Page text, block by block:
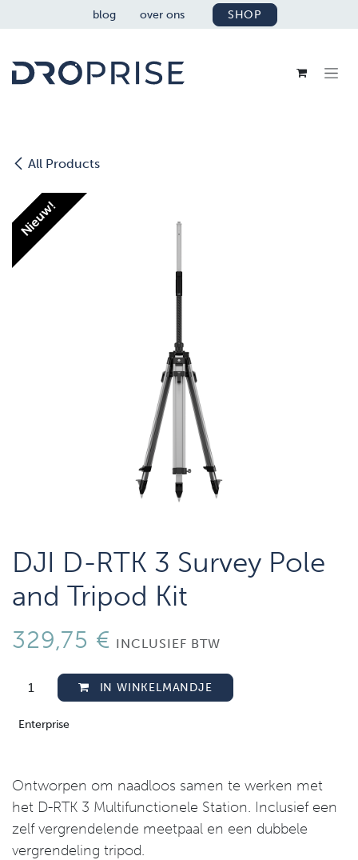
OVERSLAAN NAAR INHOUD
blog over ons SHOP
All Products
Nieuw!
DJI D-RTK 3 Survey Pole
and Tripod Kit
329,75 € INCLUSIEF BTW
IN WINKELMANDJE
Enterprise
Ontworpen om naadloos samen te werken met
het D-RTK 3 Multifunctionele Station. Inclusief een
zelf vergrendelende meetpaal en een dubbele
vergrendeling tripod.